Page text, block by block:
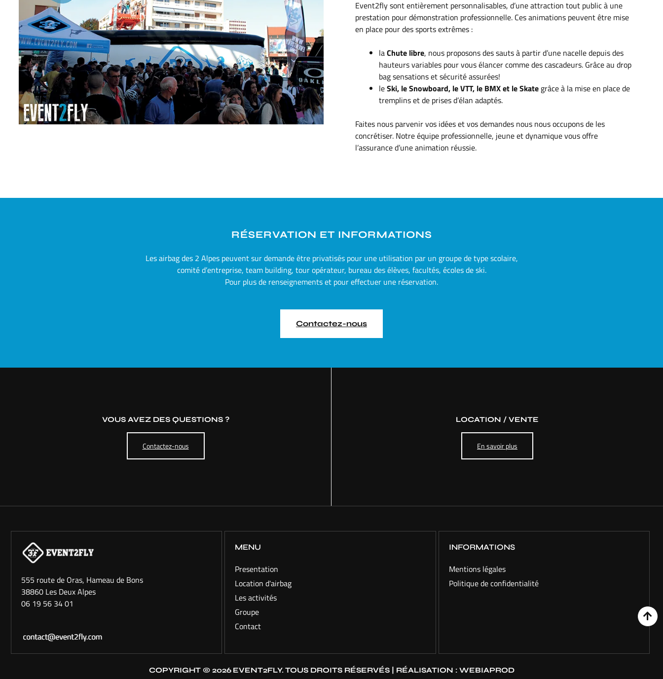
Event2fly sont entièrement personnalisables, d’une attraction tout public à une
prestation pour démonstration professionnelle. Ces animations peuvent être mise
en place pour des sports extrêmes :
laChute libre, nous proposons des sauts à partir d’une nacelle depuis des
hauteurs variables pour vous élancer comme des cascadeurs. Grâce au drop
bag sensations et sécurité assurées!
leSki, le Snowboard, le VTT, le BMX et le Skate grâce à la mise en place de
tremplins et de prises d’élan adaptés.
Faites nous parvenir vos idées et vos demandes nous nous occupons de les
concrétiser. Notre équipe professionnelle, jeune et dynamique vous offre
l’assurance d’une animation réussie.
RÉSERVATION ET INFORMATIONS
Les airbag des 2 Alpes peuvent sur demande être privatisés pour une utilisation par un groupe de type scolaire,
comité d’entreprise, team building, tour opérateur, bureau des élèves, facultés, écoles de ski.
Pour plus de renseignements et pour effectuer une réservation.
Contactez-nous
VOUS AVEZ DES QUESTIONS ?
Contactez-nous
LOCATION / VENTE
En savoir plus
555 route de Oras, Hameau de Bons
38860 Les Deux Alpes
06 19 56 34 01​
MENU
Presentation
Location d'airbag
Les activités
Groupe
Contact
INFORMATIONS
Mentions légales
Politique de confidentialité
COPYRIGHT © 2026 EVENT2FLY.TOUS DROITS RÉSERVÉS | RÉALISATION : WEBIAPROD